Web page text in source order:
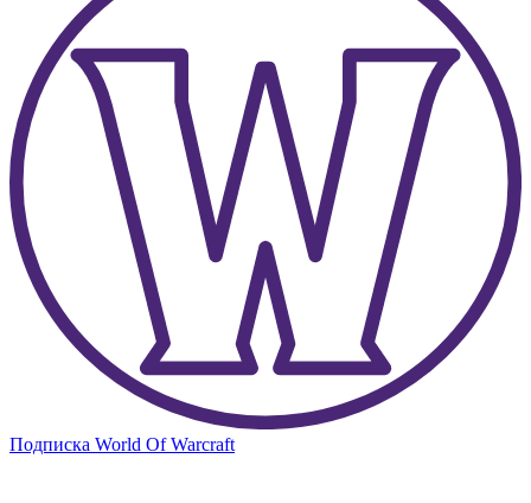
Подписка World Of Warcraft